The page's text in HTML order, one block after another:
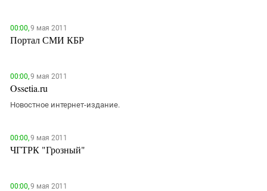
00:00,9 мая 2011
Портал СМИ КБР
00:00,9 мая 2011
Ossetia.ru
Новостное интернет-издание.
00:00,9 мая 2011
ЧГТРК "Грозный"
00:00,9 мая 2011